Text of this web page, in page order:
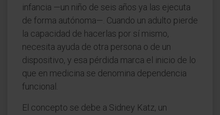
infancia —un niño de seis años ya las ejecuta
de forma autónoma—. Cuando un adulto pierde
la capacidad de hacerlas por sí mismo,
necesita ayuda de otra persona o de un
dispositivo, y esa pérdida marca el inicio de lo
que en medicina se denomina dependencia
funcional.
El concepto se debe a Sidney Katz, un